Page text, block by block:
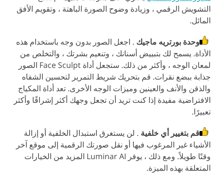
التشويش الرقمي ، وزيادة وضوح الصورة الباهتة ، وتقويم الأفق
المائل.
وحدة بورتريه ماجيك . اجعل الصور بدون وجه باستخدام هذه
الأداة. يسمح لك بتبييض أسنانك ، وتنعيم بشرتك ، والتخلص من
لمعان الوجه ، وأكثر من ذلك. ستجعل أداة Face Sculpt الصور
جذابة ببضع نقرات. قم بتحريك شريط التمرير لتحسين الشفاه
والذقن والأنف والعينين وميزات الوجه الأخرى. تعد أداة المكياج
الافتراضية مفيدة إذا كنت تريد أن تجعل وجهك أكثر إشراقًا وأكثر
تعبيرًا.
قم بتغيير أي خلفية . لن يستغرق استبدال الخلفية أو إزالة
الأشياء غير المرغوب فيها أو نقل صورتك الرقمية إلى موقع آخر
وقتًا طويلاً. ومع ذلك ، يوفر Luminar AI المزيد من الخيارات
المتعلقة بهذه الميزة.